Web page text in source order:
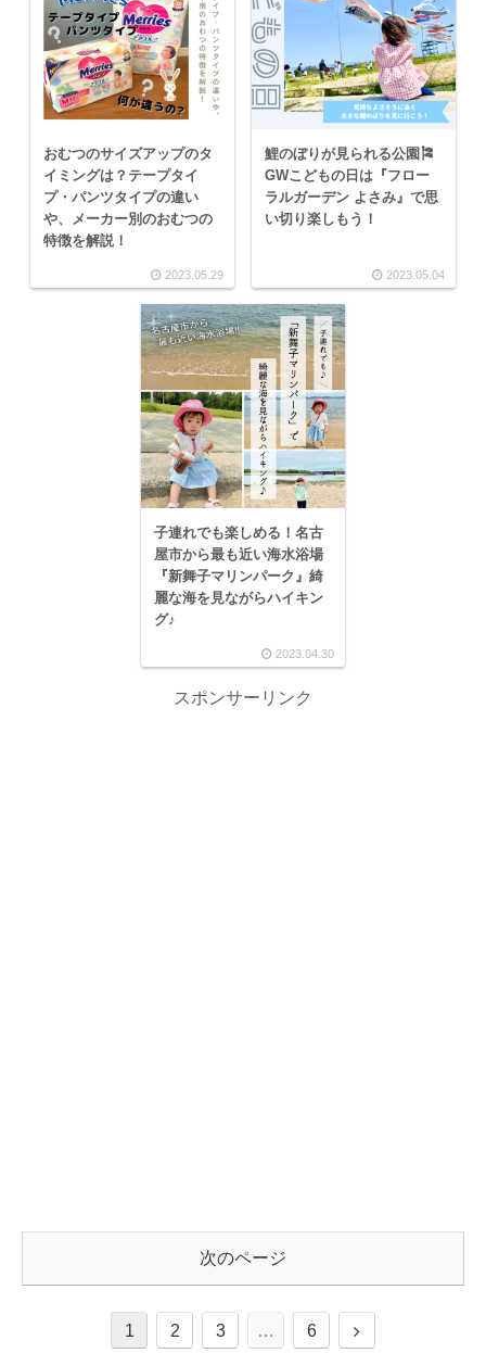
おむつのサイズアップのタ
イミングは？テープタイ
プ・パンツタイプの違い
や、メーカー別のおむつの
特徴を解説！
2023.05.29
鯉のぼりが見られる公園🎏
GWこどもの日は『フロー
ラルガーデン よさみ』で思
い切り楽しもう！
2023.05.04
子連れでも楽しめる！名古
屋市から最も近い海水浴場
『新舞子マリンパーク』綺
麗な海を見ながらハイキン
グ♪
2023.04.30
スポンサーリンク
次のページ
1 2 3 … 6